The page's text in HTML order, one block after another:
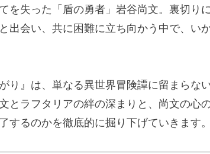
を失った「盾の勇者」岩谷尚文。裏切り
出会い、共に困難に立ち向かう中で、い
り』は、単なる異世界冒険譚に留まらな
とラフタリアの絆の深まりと、尚文の心
するのかを徹底的に掘り下げていきます。